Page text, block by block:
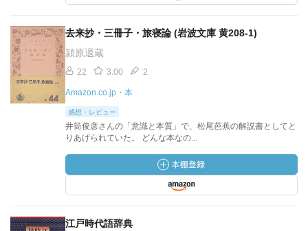
去来抄・三冊子・旅寝論 (岩波文庫 黄208-1)
潁原退蔵
22 3.00 2
Amazon.co.jp・本
感想・レビュー
井筒俊彦さんの「意識と本質」で、松尾芭蕉の解説書としてと
りあげられていた。 どんな本なの...
江戸時代語辞典